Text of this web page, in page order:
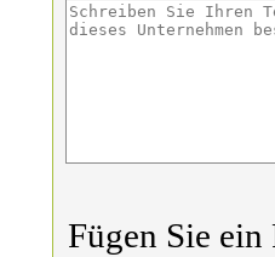
Fügen Sie
Ihr Name*